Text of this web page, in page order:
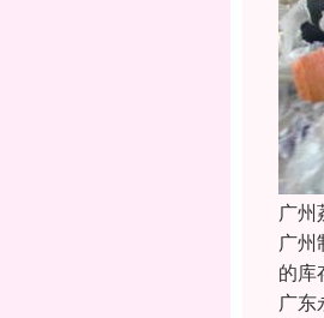
广州
广州
的库
广东